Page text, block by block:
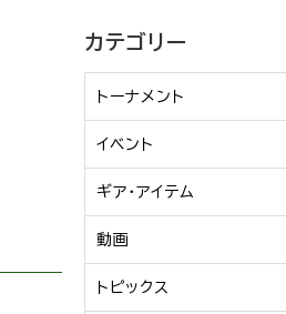
カテゴリー
トーナメント
イベント
ギア・アイテム
動画
トピックス